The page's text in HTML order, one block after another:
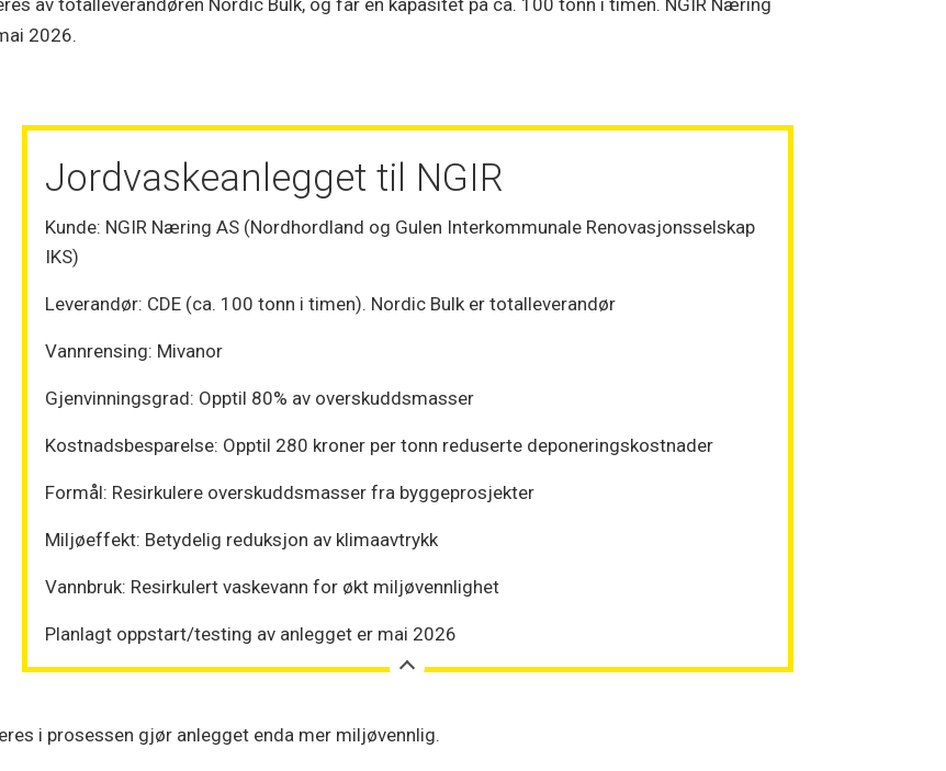
2026.
Jordvaskeanlegget til NGIR
Kunde: NGIR Næring AS (Nordhordland og Gulen Interkommunale Renovasjonsselskap
IKS)
Leverandør: CDE (ca. 100 tonn i timen). Nordic Bulk er totalleverandør
Vannrensing: Mivanor
Gjenvinningsgrad: Opptil 80% av overskuddsmasser
Kostnadsbesparelse: Opptil 280 kroner per tonn reduserte deponeringskostnader
Formål: Resirkulere overskuddsmasser fra byggeprosjekter
Miljøeffekt: Betydelig reduksjon av klimaavtrykk
Vannbruk: Resirkulert vaskevann for økt miljøvennlighet
Planlagt oppstart/testing av anlegget er mai 2026
i prosessen gjør anlegget enda mer miljøvennlig.